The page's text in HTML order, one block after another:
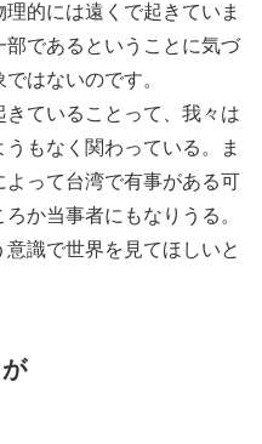
的には遠くで起きていま
であるということに気づ
はないのです。
ていることって、我々は
もなく関わっている。ま
よって台湾で有事がある可
か当事者にもなりうる。
識で世界を見てほしいと